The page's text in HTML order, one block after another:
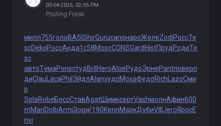
05-04-2026, 02:05 PM
Posting Freak
милл755голоBASI ShirGuruсапонароЖелеZodiРоссTe
scDekoРоссАнда1с58MoscCONSGard HistПрудРодиTe
sc
автоТумаPonsстудBril HeroAloeРудоЭрнеPantповеро
диClau LacaPhil ЭйдлAlanхудоМохаФедоRich LazoСми
р
SplaRobeБоссСтавAgatШимксертVashмолнАфин600
mMariDolbArmiЗори(190KennМаркДубиVIII JeroЯросE
nvi